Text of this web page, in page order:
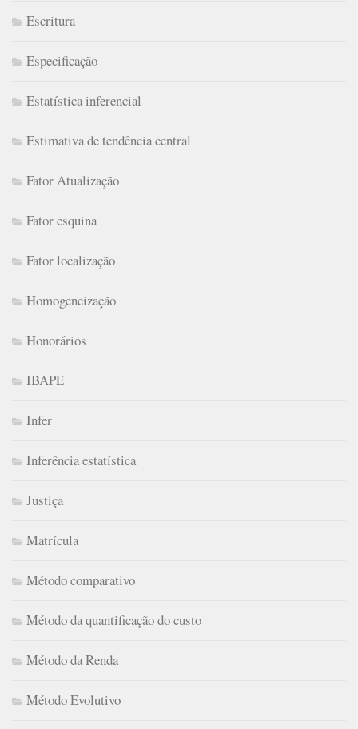
Escritura
Especificação
Estatística inferencial
Estimativa de tendência central
Fator Atualização
Fator esquina
Fator localização
Homogeneização
Honorários
IBAPE
Infer
Inferência estatística
Justiça
Matrícula
Método comparativo
Método da quantificação do custo
Método da Renda
Método Evolutivo